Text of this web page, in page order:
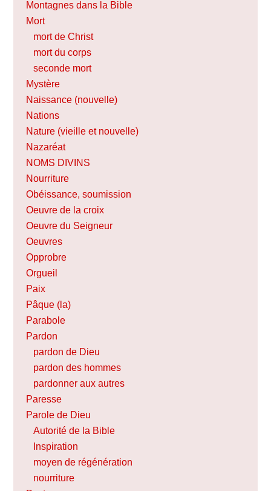
Montagnes dans la Bible
Mort
mort de Christ
mort du corps
seconde mort
Mystère
Naissance (nouvelle)
Nations
Nature (vieille et nouvelle)
Nazaréat
NOMS DIVINS
Nourriture
Obéissance, soumission
Oeuvre de la croix
Oeuvre du Seigneur
Oeuvres
Opprobre
Orgueil
Paix
Pâque (la)
Parabole
Pardon
pardon de Dieu
pardon des hommes
pardonner aux autres
Paresse
Parole de Dieu
Autorité de la Bible
Inspiration
moyen de régénération
nourriture